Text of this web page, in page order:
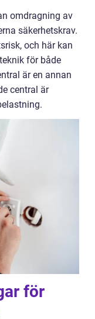
omdragning av
säkerhetskrav.
och här kan
för både
är en annan
central är
för